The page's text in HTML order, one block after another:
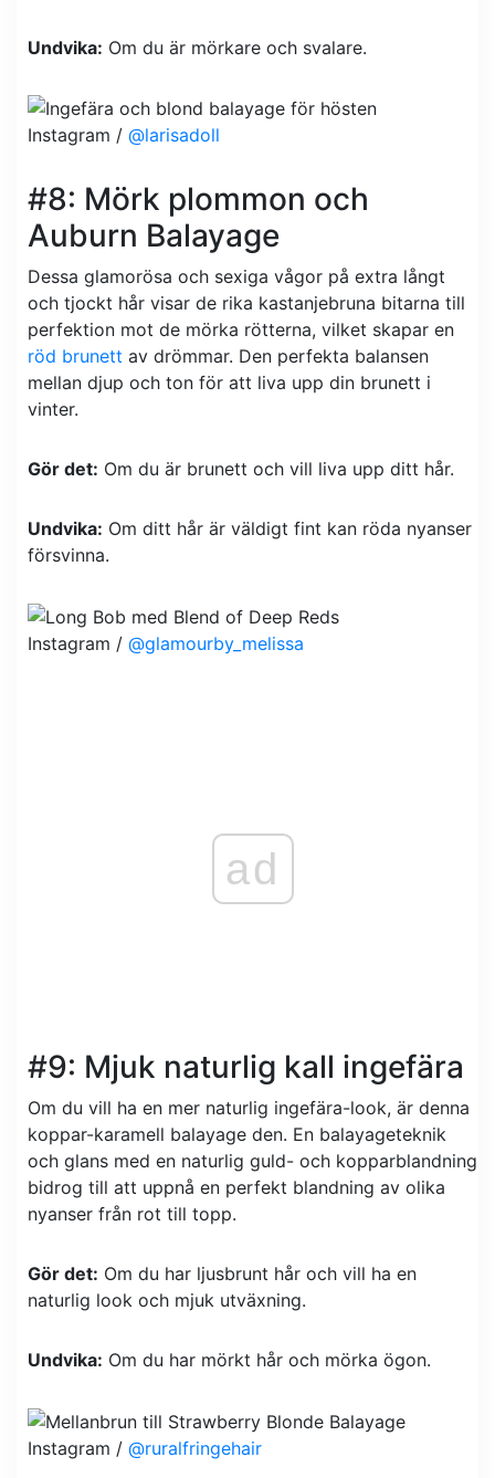
Undvika: Om du är mörkare och svalare.
Instagram / @larisadoll
#8: Mörk plommon och
Auburn Balayage
Dessa glamorösa och sexiga vågor på extra långt
och tjockt hår visar de rika kastanjebruna bitarna till
perfektion mot de mörka rötterna, vilket skapar en
röd brunett av drömmar. Den perfekta balansen
mellan djup och ton för att liva upp din brunett i
vinter.
Gör det: Om du är brunett och vill liva upp ditt hår.
Undvika: Om ditt hår är väldigt fint kan röda nyanser
försvinna.
Instagram / @glamourby_melissa
ad
#9: Mjuk naturlig kall ingefära
Om du vill ha en mer naturlig ingefära-look, är denna
koppar-karamell balayage den. En balayageteknik
och glans med en naturlig guld- och kopparblandning
bidrog till att uppnå en perfekt blandning av olika
nyanser från rot till topp.
Gör det: Om du har ljusbrunt hår och vill ha en
naturlig look och mjuk utväxning.
Undvika: Om du har mörkt hår och mörka ögon.
Instagram / @ruralfringehair